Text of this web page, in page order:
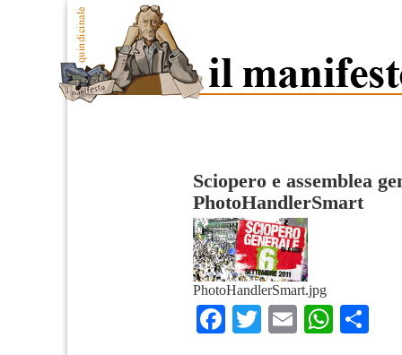
Sciopero e assemblea
PhotoHandlerSmart
PhotoHandlerSmart.jpg
Facebook
Twitter
Email